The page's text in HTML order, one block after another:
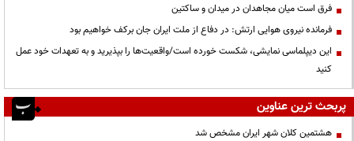
فرق است میان مجاهدان در میدان و ساکتین
فرمانده نیروی هوایی ارتش: در دفاع از ملت ایران جان برکف خواهیم بود
این دیپلماسی نمایشی، شکست خورده است/واقعیت‌ها را بپذیرید و به تعهدات خود عمل
کنید
پربحث ترین عناوین
هشتمین کلان شهر ایران مشخص شد